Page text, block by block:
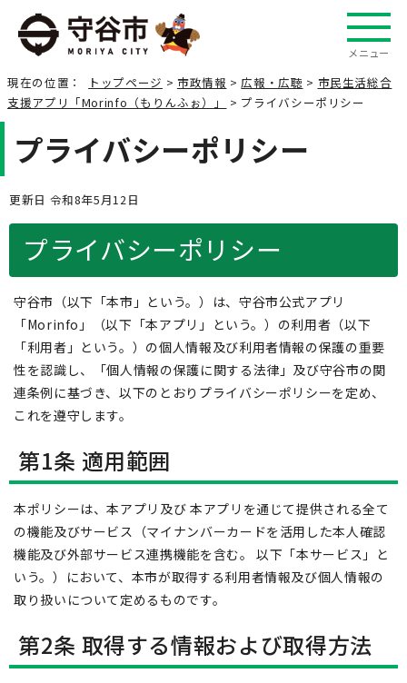
メニュー
現在の位置： トップページ > 市政情報 >広報・広聴 > 市民生活総合
支援アプリ「Morinfo（もりんふぉ）」
> プライバシーポリシー
プライバシーポリシー
更新日 令和8年5月12日
プライバシーポリシー
守谷市（以下「本市」という。）は、守谷市公式アプリ
「Morinfo」（以下「本アプリ」という。）の利用者（以下
「利用者」という。）の個人情報及び利用者情報の保護の重要
性を認識し、「個人情報の保護に関する法律」及び守谷市の関
連条例に基づき、以下のとおりプライバシーポリシーを定め、
これを遵守します。
第1条 適用範囲
本ポリシーは、本アプリ及び 本アプリを通じて提供される全て
の機能及びサービス（マイナンバーカードを活用した本人確認
機能及び外部サービス連携機能を含む。 以下「本サービス」と
いう。）において、本市が取得する利用者情報及び個人情報の
取り扱いについて定めるものです。
第2条 取得する情報および取得方法